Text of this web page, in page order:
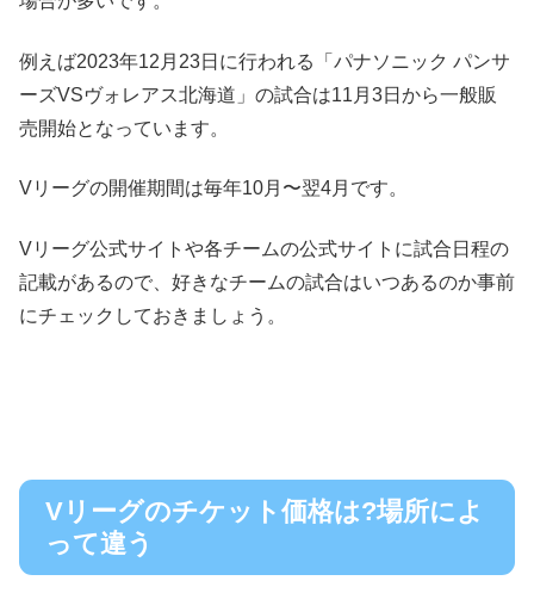
例えば2023年12月23日に行われる「パナソニック パンサ
ーズVSヴォレアス北海道」の試合は11月3日から一般販
売開始となっています。
Vリーグの開催期間は毎年10月〜翌4月 です。
Vリーグ公式サイトや各チームの公式サイトに試合日程の
記載があるので、好きなチームの試合はいつあるのか事前
にチェックしておきましょう。
Vリーグのチケット価格は?場所によ
って違う